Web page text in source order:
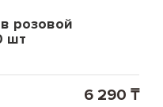
розовой
шт
6 290 ₸